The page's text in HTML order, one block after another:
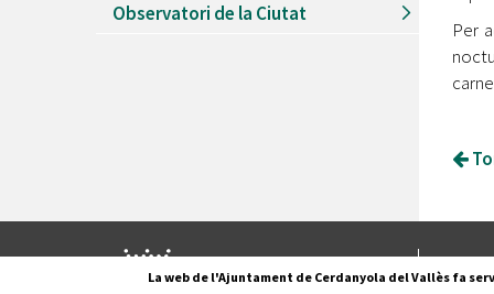
Observatori de la Ciutat
Per
Pl.
La web de l'Ajuntament de Cerdanyola del Vallès fa